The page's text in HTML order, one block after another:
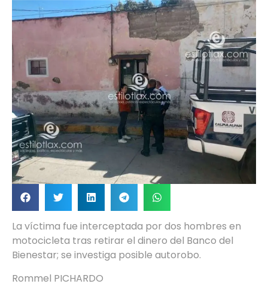
La víctima fue interceptada por dos hombres en
motocicleta tras retirar el dinero del Banco del
Bienestar; se investiga posible autorobo.
Rommel PICHARDO